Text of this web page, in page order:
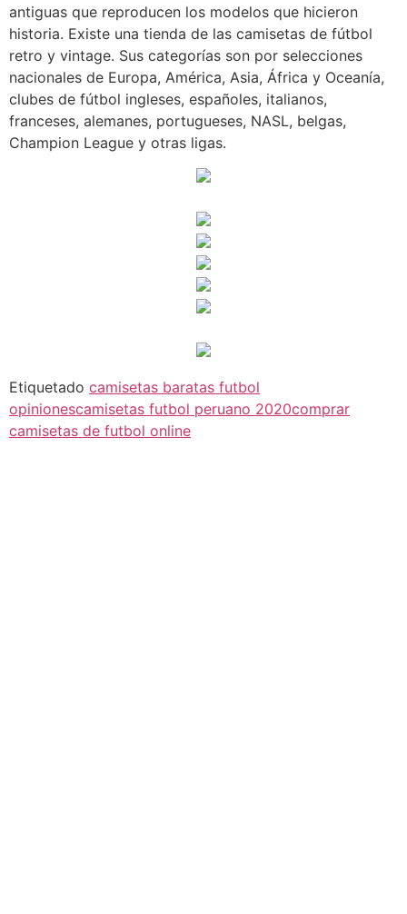
antiguas que reproducen los modelos que hicieron
historia. Existe una tienda de las camisetas de fútbol
retro y vintage. Sus categorías son por selecciones
nacionales de Europa, América, Asia, África y Oceanía,
clubes de fútbol ingleses, españoles, italianos,
franceses, alemanes, portugueses, NASL, belgas,
Champion League y otras ligas.
Etiquetado camisetas baratas futbol
opinionescamisetas futbol peruano 2020comprar
camisetas de futbol online